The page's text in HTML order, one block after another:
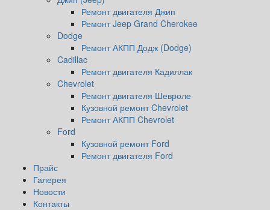
Ремонт двигателя Джип
Ремонт Jeep Grand Cherokee
Dodge
Ремонт АКПП Додж (Dodge)
Cadillac
Ремонт двигателя Кадиллак
Chevrolet
Ремонт двигателя Шевроле
Кузовной ремонт Chevrolet
Ремонт АКПП Chevrolet
Ford
Кузовной ремонт Ford
Ремонт двигателя Ford
Прайс
Галерея
Новости
Контакты